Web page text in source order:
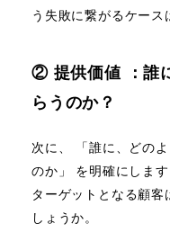
う失敗に繋がるケース
② 提供価値 ：誰
らうのか？
次に、 「誰に、どの
のか」 を明確にします
ターゲットとなる顧
しょうか。